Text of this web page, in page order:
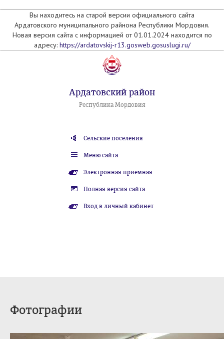
Вы находитесь на старой версии официального сайта
Ардатовского муниципального райнона Республики Мордовия.
Новая версия сайта с информацией от 01.01.2024 находится по
адресу: https://ardatovskij-r13.gosweb.gosuslugi.ru/
Ардатовский район
Республика Мордовия
Сельские поселения
Меню сайта
Электронная приемная
Полная версия сайта
Вход в личный кабинет
Фотографии